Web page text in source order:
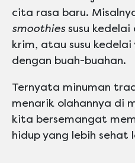
cita rasa baru.
smoothies susu
krim, atau susu
dengan buah-buahan.
Ternyata minuman
menarik olahannya di
kita bersemangat
hidup yang lebih sehat